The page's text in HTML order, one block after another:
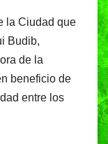
la Ciudad que
Budib,
de la
beneficio de
entre los